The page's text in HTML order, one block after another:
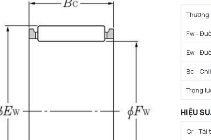
Thương
Fw -
Ew -
Bc -
Trọng
HIỆU
Cr - Tải